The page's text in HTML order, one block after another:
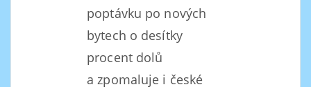
poptávku po nových
bytech o desítky
procent dolů
a zpomaluje i české